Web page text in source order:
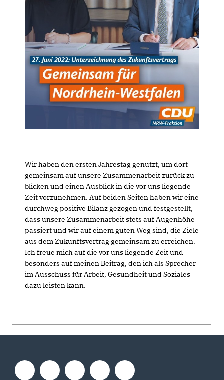
Wir haben den ersten Jahrestag genutzt, um dort
gemeinsam auf unsere Zusammenarbeit zurück zu
blicken und einen Ausblick in die vor uns liegende
Zeit vorzunehmen. Auf beiden Seiten haben wir eine
durchweg positive Bilanz gezogen und festgestellt,
dass unsere Zusammenarbeit stets auf Augenhöhe
passiert und wir auf einem guten Weg sind, die Ziele
aus dem Zukunftsvertrag gemeinsam zu erreichen.
Ich freue mich auf die vor uns liegende Zeit und
besonders auf meinen Beitrag, den ich als Sprecher
im Ausschuss für Arbeit, Gesundheit und Soziales
dazu leisten kann.